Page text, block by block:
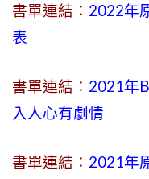
書單連結： 2022年
表
書單連結： 2021年
入人心有劇情
書單連結： 2021年